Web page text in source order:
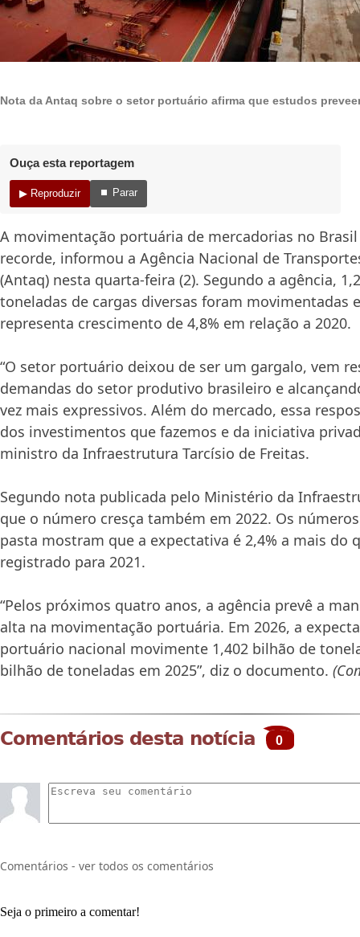
Nota da Antaq sobre o setor portuário afirma que estudos
Ouça esta reportagem
▶ Reproduzir ⏹ Parar
A movimentação portuária de mercadorias no
recorde, informou a Agência Nacional de
(Antaq) nesta quarta-feira (2). Segundo a agência,
toneladas de cargas diversas foram movimentadas
representa crescimento de 4,8% em relação a 2020.
“O setor portuário deixou de ser um gargalo, vem
demandas do setor produtivo brasileiro e
vez mais expressivos. Além do mercado, essa
dos investimentos que fazemos e da iniciativa
ministro da Infraestrutura Tarcísio de Freitas.
Segundo nota publicada pelo Ministério da
que o número cresça também em 2022. Os
pasta mostram que a expectativa é 2,4% a mais do
registrado para 2021.
“Pelos próximos quatro anos, a agência prevê a
alta na movimentação portuária. Em 2026, a
portuário nacional movimente 1,402 bilhão de
bilhão de toneladas em 2025”, diz o documento.
Comentários desta notícia 0
Comentários - ver todos os comentários
Seja o primeiro a comentar!